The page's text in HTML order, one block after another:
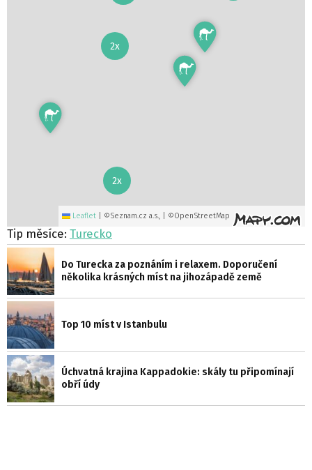
2x
2x
Leaflet ©Seznam.cz a.s., | ©OpenStreetMap
Tip měsíce: Turecko
Do Turecka za poznáním i relaxem. Doporučení
několika krásných míst na jihozápadě země
Top 10 míst v Istanbulu
Úchvatná krajina Kappadokie: skály tu připomínají
obří údy